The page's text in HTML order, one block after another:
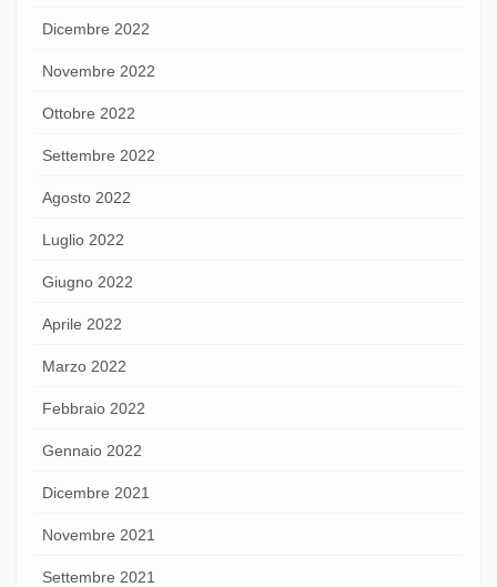
Dicembre 2022
Novembre 2022
Ottobre 2022
Settembre 2022
Agosto 2022
Luglio 2022
Giugno 2022
Aprile 2022
Marzo 2022
Febbraio 2022
Gennaio 2022
Dicembre 2021
Novembre 2021
Settembre 2021